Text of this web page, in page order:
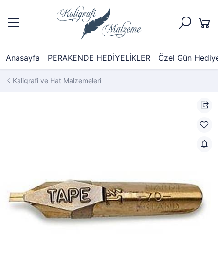
Anasayfa PERAKENDE HEDİYELİKLER Özel Gün
Kaligrafi ve Hat Malzemeleri